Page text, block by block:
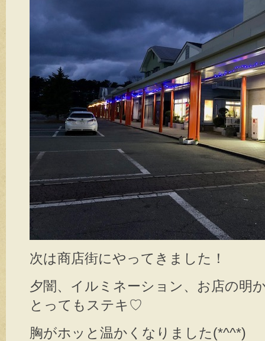
次は商店街にやってきました！
夕闇、イルミネーション、お店の明
とってもステキ♡
胸がホッと温かくなりました(*^^*)